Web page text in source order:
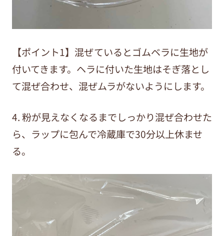
【ポイント1】混ぜているとゴムベラに生地が
付いてきます。ヘラに付いた生地はそぎ落とし
て混ぜ合わせ、混ぜムラがないようにします。
4. 粉が見えなくなるまでしっかり混ぜ合わせた
ら、ラップに包んで冷蔵庫で30分以上休ませ
る。